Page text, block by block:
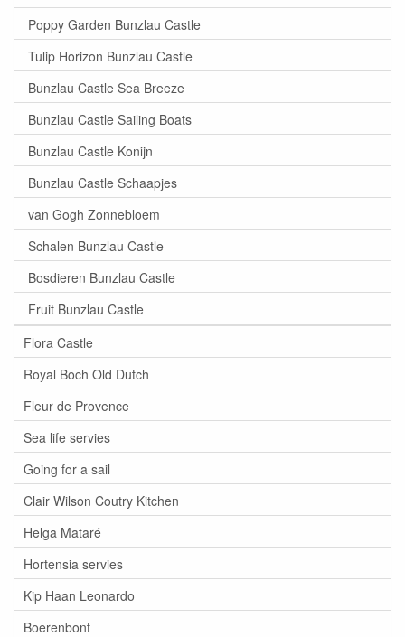
Poppy Garden Bunzlau Castle
Tulip Horizon Bunzlau Castle
Bunzlau Castle Sea Breeze
Bunzlau Castle Sailing Boats
Bunzlau Castle Konijn
Bunzlau Castle Schaapjes
van Gogh Zonnebloem
Schalen Bunzlau Castle
Bosdieren Bunzlau Castle
Fruit Bunzlau Castle
Flora Castle
Royal Boch Old Dutch
Fleur de Provence
Sea life servies
Going for a sail
Clair Wilson Coutry Kitchen
Helga Mataré
Hortensia servies
Kip Haan Leonardo
Boerenbont